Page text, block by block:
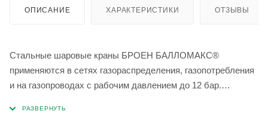
ОПИСАНИЕ ХАРАКТЕРИСТИКИ ОТЗЫВЫ
Стальные шаровые краны БРОЕН БАЛЛОМАКС®
применяются в сетях газораспределения, газопотребления
и на газопроводах с рабочим давлением до 12 бар.